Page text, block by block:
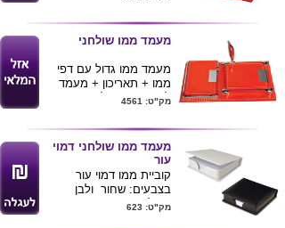
10.5x7.5x1 ס"מ
מעמד ממו שולחני
מעמד ממו גדול עם דפי
ממו + תאריכון + מעמד
לעט + מקום לכרטיסי
מידת מוצר: 21x10.5x3
ס"מ
מק"ט: 4561
מעמד ממו שולחני דמוי
עור
קוביית ממו דמוי עור
בצבעים: שחור ולבן
מכיל 250 דפי ממו
מק"ט: 623